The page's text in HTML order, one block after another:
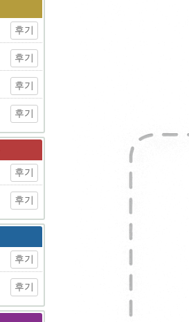
후기
후기
후기
후기
후기
후기
후기
후기